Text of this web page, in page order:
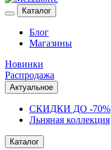
Каталог
Блог
Магазины
Новинки
Распродажа
Актуальное
СКИДКИ ДО -70%
Льняная коллекция
Каталог